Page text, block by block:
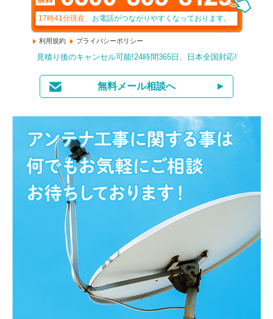
17時41分現在、 お電話がつながりやすくなっております。
利用規約 プライバシーポリシー
見積り後のキャンセル可能!24時間365日、日本全国対応!
無料メール相談へ